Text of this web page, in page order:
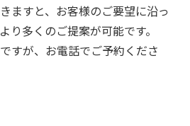
ますと、お客様のご要望に沿っ
り多くのご提案が可能です。
すが、お電話でご予約くださ